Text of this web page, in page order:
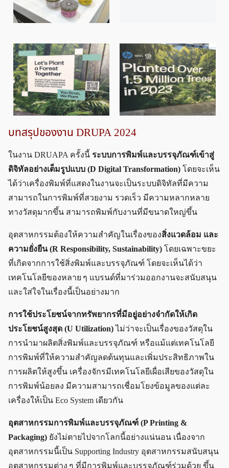
บทสรุปของงาน DRUPA 2024
ในงาน DRUAPA ครั้งนี้ ระบบการพิมพ์และบรรจุภัณฑ์เข้าสู่
ดิจิทัลอย่างเต็มรูปแบบ (D Digital Transformation) โดยจะเห็น
ได้ว่าเครื่องพิมพ์ที่แสดงในงานจะเป็นระบบดิจิทัลที่มีความ
สามารถในการพิมพ์ที่สวยงาม รวดเร็ว มีความหลากหลาย
ทางวัสดุมากขึ้น สามารถพิมพ์กับงานที่มีขนาดใหญ่ขึ้น
อุตสาหกรรมต้องให้ความสำคัญในเรื่องของสิ่งแวดล้อม และ
ความยั่งยืน (R Responsibility, Sustainability) โดยเฉพาะขยะ
ที่เกิดจากการใช้สิ่งพิมพ์และบรรจุภัณฑ์ โดยจะเห็นได้ว่า
เทคโนโลยีของหลาย ๆ แบรนด์ที่มาร่วมออกงานจะสนับสนุน
และใส่ใจในเรื่องนี้เป็นอย่างมาก
การใช้ประโยชน์จากทรัพยากรที่มีอยู่อย่างจำกัดให้เกิด
ประโยชน์สูงสุด (U Utilization)ไม่ว่าจะเป็นเรื่องของวัสดุใน
การนำมาผลิตสิ่งพิมพ์และบรรจุภัณฑ์ หรือแม้แต่เทคโนโลยี
การพิมพ์ที่ให้ความสำคัญลดต้นทุนและเพิ่มประสิทธิภาพใน
การผลิตให้สูงขึ้น เครื่องจักรมีเทคโนโลยีเผื่อเสียของวัสดุใน
การพิมพ์น้อยลง มีความสามารถเชื่อมโยงข้อมูลของแต่ละ
เครื่องให้เป็น Eco System เดียวกัน
อุตสาหกรรมการพิมพ์และบรรจุภัณฑ์ (P Printing &
Packaging) ยังไม่ตายไปจากโลกนี้อย่างแน่นอน เนื่องจาก
อุตสาหกรรมนี้เป็น Supporting Industry อุตสาหกรรมสนับสนุน
อุตสาหกรรมต่าง ๆ ที่มีการพิมพ์และบรรจุภัณฑ์ร่วมด้วย ขึ้น